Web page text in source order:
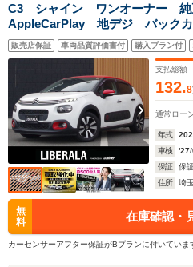
C3 シャイン ワンオーナー
AppleCarPlay 地デジ バック
ー ドライブレコーダー HIDヘ
ントロール 純正16インチアル
トライト レーンキープA!!
販売店保証 車両品質評価書付 購入プラン付
支払総額
132.8
通常ロー
年式
車検
保証
保
住所
埼
無
料
在庫確認・
カーセンサーアフター保証がBプランに付いていま